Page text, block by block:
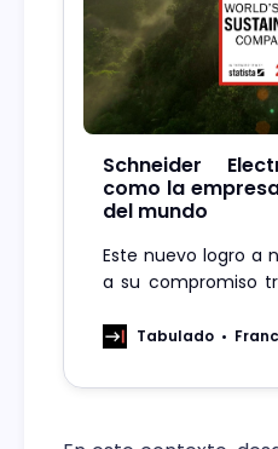
Schneider
como la
del mundo
Este nuevo logro a
a su compromiso
en eficiencia
Tabulado